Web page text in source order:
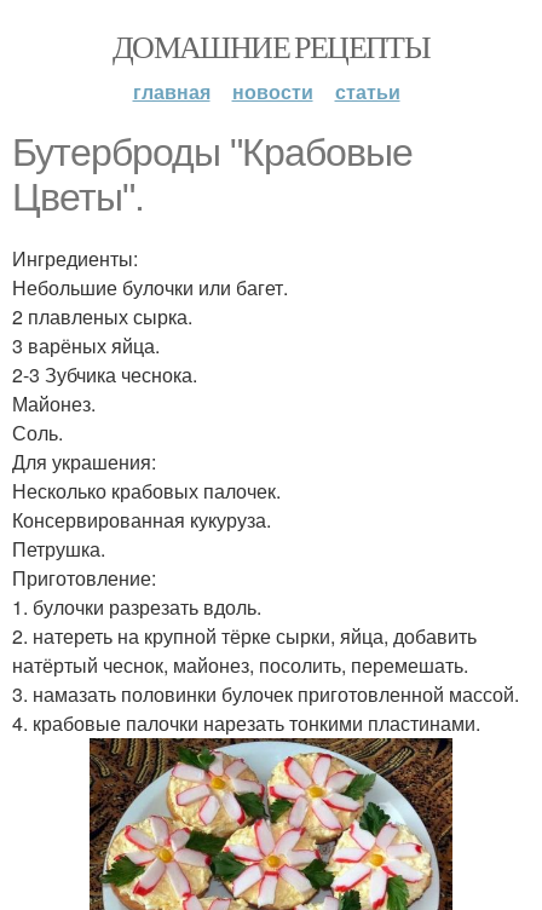
ДОМАШНИЕ РЕЦЕПТЫ
главная новости статьи
Бутерброды "Крабовые
Цветы".
Ингредиенты:
Небольшие булочки или багет.
2 плавленых сырка.
3 варёных яйца.
2-3 Зубчика чеснока.
Майонез.
Соль.
Для украшения:
Несколько крабовых палочек.
Консервированная кукуруза.
Петрушка.
Приготовление:
1. булочки разрезать вдоль.
2. натереть на крупной тёрке сырки, яйца, добавить
натёртый чеснок, майонез, посолить, перемешать.
3. намазать половинки булочек приготовленной массой.
4. крабовые палочки нарезать тонкими пластинами.